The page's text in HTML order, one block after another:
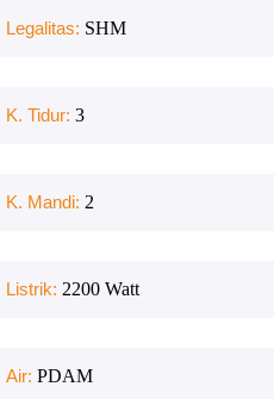
Legalitas: SHM
K. Tidur: 3
K. Mandi: 2
Listrik: 2200 Watt
Air: PDAM